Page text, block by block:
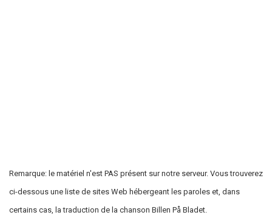
Remarque: le matériel n'est PAS présent sur notre serveur. Vous trouverez
ci-dessous une liste de sites Web hébergeant les paroles et, dans
certains cas, la traduction de la chanson Billen På Bladet.